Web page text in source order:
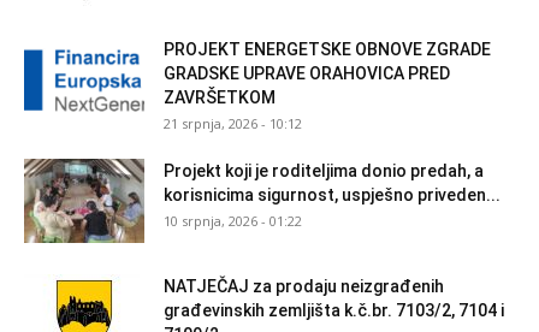
PROJEKT ENERGETSKE OBNOVE ZGRADE
GRADSKE UPRAVE ORAHOVICA PRED
ZAVRŠETKOM
21 srpnja, 2026 - 10:12
Projekt koji je roditeljima donio predah, a
korisnicima sigurnost, uspješno priveden...
10 srpnja, 2026 - 01:22
NATJEČAJ za prodaju neizgrađenih
građevinskih zemljišta k.č.br. 7103/2, 7104 i